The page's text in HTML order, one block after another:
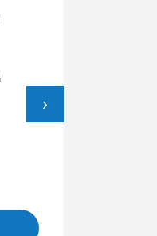
›